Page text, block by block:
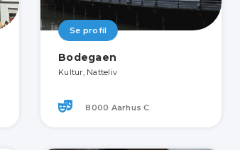
Se profil
Bodegaen
Kultur, Natteliv
8000 Aarhus C